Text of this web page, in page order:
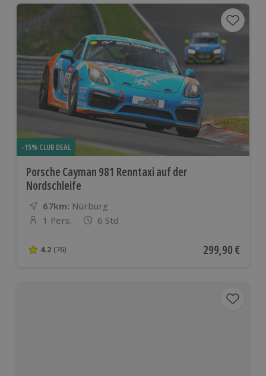
-15% CLUB DEAL
Porsche Cayman 981 Renntaxi auf der
Nordschleife
67km: Entfernung
Standort
Nürburg
Anzahl der Teilnehmer
1 Pers. 6 Std
4.2 von 5 Sternen basierend auf 76 Bewertungen
4.2 (76) Aktueller Preis
299,90 €